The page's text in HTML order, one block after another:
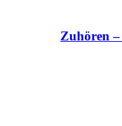
Zuhören –